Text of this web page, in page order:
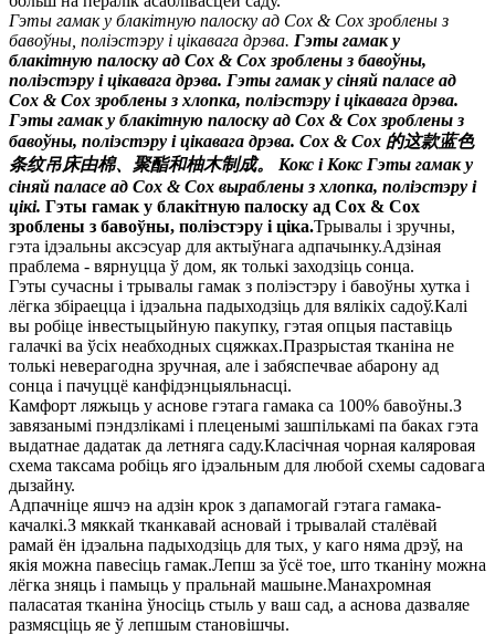
Гэты гамак у блакітную палоску ад Cox & Cox зроблены з
бавоўны, поліэстэру і цікавага дрэва. Гэты гамак у
блакітную палоску ад Cox & Cox зроблены з бавоўны,
поліэстэру і цікавага дрэва. Гэты гамак у сіняй паласе ад
Cox & Cox зроблены з хлопка, поліэстэру і цікавага дрэва.
Гэты гамак у блакітную палоску ад Cox & Cox зроблены з
бавоўны, поліэстэру і цікавага дрэва. Cox & Cox 的这款蓝色
条纹吊床由棉、聚酯和柚木制成。
Кокс і Кокс Гэты гамак у
сіняй паласе ад Cox & Cox выраблены з хлопка, поліэстэру і
цікі. Гэты гамак у блакітную палоску ад Cox & Cox
зроблены з бавоўны, поліэстэру і ціка.Трывалы і зручны,
гэта ідэальны аксэсуар для актыўнага адпачынку.Адзіная
праблема - вярнуцца ў дом, як толькі заходзіць сонца.
Гэты сучасны і трывалы гамак з поліэстэру і бавоўны хутка і
лёгка збіраецца і ідэальна падыходзіць для вялікіх садоў.Калі
вы робіце інвестыцыйную пакупку, гэтая опцыя паставіць
галачкі ва ўсіх неабходных сцяжках.Празрыстая тканіна не
толькі неверагодна зручная, але і забяспечвае абарону ад
сонца і пачуццё канфідэнцыяльнасці.
Камфорт ляжыць у аснове гэтага гамака са 100% бавоўны.З
завязанымі пэндзлікамі і плеценымі зашпількамі па баках гэта
выдатнае дадатак да летняга саду.Класічная чорная каляровая
схема таксама робіць яго ідэальным для любой схемы садовага
дызайну.
Адпачніце яшчэ на адзін крок з дапамогай гэтага гамака-
качалкі.З мяккай тканкавай асновай і трывалай сталёвай
рамай ён ідэальна падыходзіць для тых, у каго няма дрэў, на
якія можна павесіць гамак.Лепш за ўсё тое, што тканіну можна
лёгка зняць і памыць у пральнай машыне.Манахромная
паласатая тканіна ўносіць стыль у ваш сад, а аснова дазваляе
размясціць яе ў лепшым становішчы.